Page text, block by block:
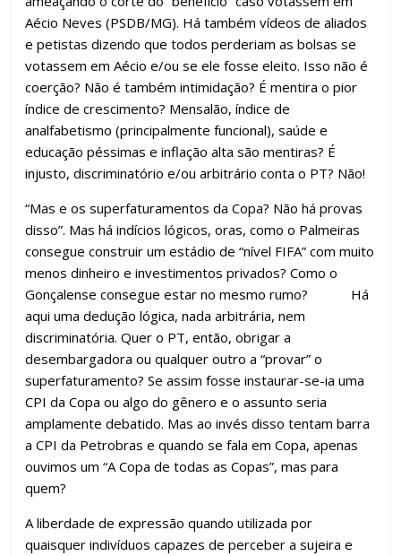
Aécio Neves (PSDB/MG). Há também vídeos de aliados
e petistas dizendo que todos perderiam as bolsas se
votassem em Aécio e/ou se ele fosse eleito. Isso não é
coerção? Não é também intimidação? É mentira o pior
índice de crescimento? Mensalão, índice de
analfabetismo (principalmente funcional), saúde e
educação péssimas e inflação alta são mentiras? É
injusto, discriminatório e/ou arbitrário conta o PT? Não!
“Mas e os superfaturamentos da Copa? Não há provas
disso”. Mas há indícios lógicos, oras, como o Palmeiras
consegue construir um estádio de “nível FIFA” com muito
menos dinheiro e investimentos privados? Como o
Gonçalense consegue estar no mesmo rumo? Há
aqui uma dedução lógica, nada arbitrária, nem
discriminatória. Quer o PT, então, obrigar a
desembargadora ou qualquer outro a “provar” o
superfaturamento? Se assim fosse instaurar-se-ia uma
CPI da Copa ou algo do gênero e o assunto seria
amplamente debatido. Mas ao invés disso tentam barra
a CPI da Petrobras e quando se fala em Copa, apenas
ouvimos um “A Copa de todas as Copas”, mas para
quem?
A liberdade de expressão quando utilizada por
quaisquer indivíduos capazes de perceber a sujeira e